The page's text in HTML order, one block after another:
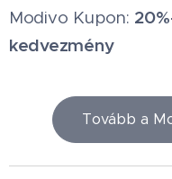
Modivo Kupon:
kedvezmény
Tovább a